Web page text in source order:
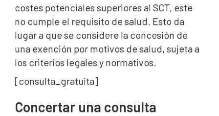
costes potenciales superiores al SCT, este
no cumple el requisito de salud. Esto da
lugar a que se considere la concesión de
una exención por motivos de salud, sujeta a
los criterios legales y normativos.
[consulta_gratuita]
Concertar una consulta